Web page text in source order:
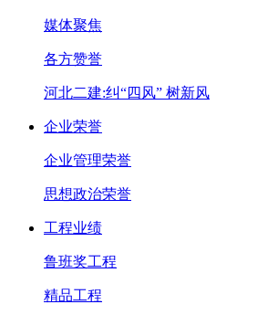
媒体聚焦
各方赞誉
河北二建:纠“四风” 树新风
企业荣誉
企业管理荣誉
思想政治荣誉
工程业绩
鲁班奖工程
精品工程